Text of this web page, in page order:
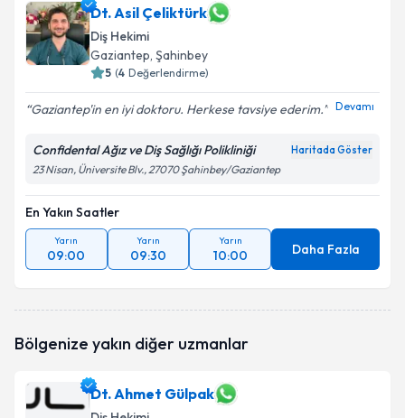
Dt. Asil Çeliktürk
Diş Hekimi
Gaziantep, Şahinbey
5 (4 Değerlendirme)
Gaziantep'in en iyi doktoru. Herkese tavsiye ederim. Devamı
Confidental Ağız ve Diş Sağlığı Polikliniği Haritada Göster
23 Nisan, Üniversite Blv., 27070 Şahinbey/Gaziantep
En Yakın Saatler
Yarın
09:00
Yarın
09:30
Yarın
10:00 Daha Fazla
Bölgenize yakın diğer uzmanlar
Dt. Ahmet Gülpak